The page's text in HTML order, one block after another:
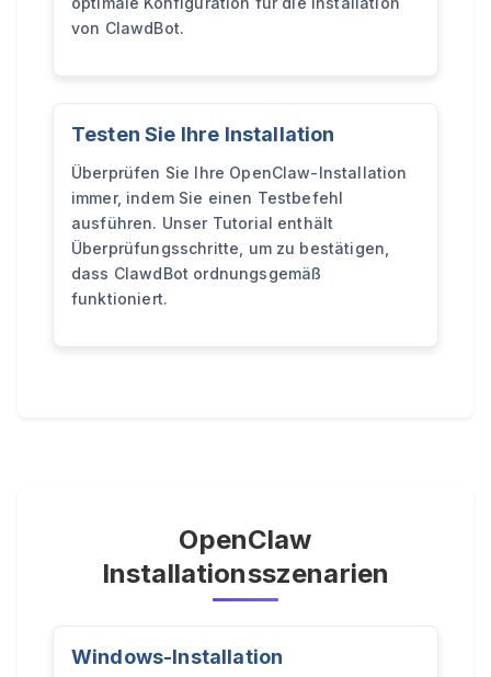
von ClawdBot.
Testen Sie Ihre Installation
Überprüfen Sie Ihre OpenClaw-Installation
immer, indem Sie einen Testbefehl
ausführen. Unser Tutorial enthält
Überprüfungsschritte, um zu bestätigen,
dass ClawdBot ordnungsgemäß
funktioniert.
OpenClaw
Installationsszenarien
Windows-Installation